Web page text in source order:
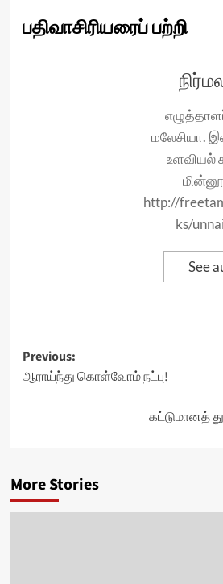
பதிவாசிரியரைப் பற்றி
மலேசியா.
உளவியல்
http://
ks/
See
Post
navigation
Previous:
ஆராய்ந்து கொள்வோம் நட்பு!
கட்டுமானத்
More Stories